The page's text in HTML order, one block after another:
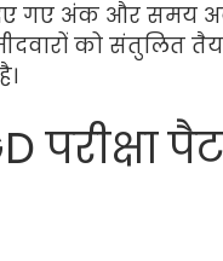
गए अंक और समय
को संतुलित
परीक्षा